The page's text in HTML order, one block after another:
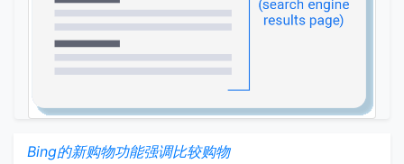
Bing的新购物功能强调比较购物